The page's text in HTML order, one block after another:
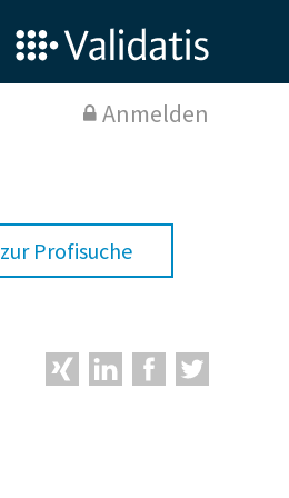
Anmelden
zur Profisuche